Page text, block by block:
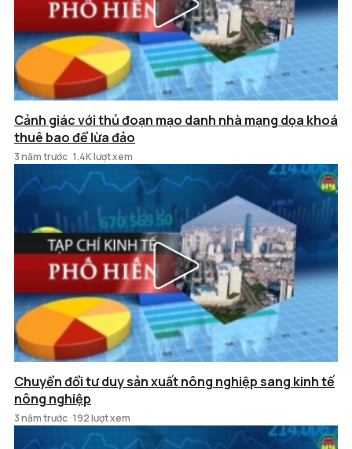
Cảnh giác với thủ đoạn mạo danh nhà mạng dọa khoá
thuê bao để lừa đảo
3 năm trước 1.4K lượt xem
Chuyển đổi tư duy sản xuất nông nghiệp sang kinh tế
nông nghiệp
3 năm trước 192 lượt xem